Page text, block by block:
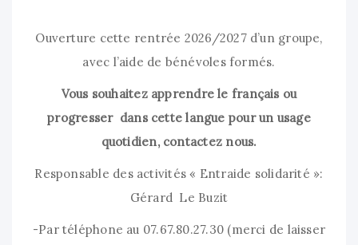
Ouverture cette rentrée 2026/2027 d’un groupe,
avec l’aide de bénévoles formés.
Vous souhaitez apprendre le français ou
progresser dans cette langue pour un usage
quotidien, contactez nous.
Responsable des activités « Entraide solidarité »:
Gérard Le Buzit
-Par téléphone au 07.67.80.27.30 (merci de laisser